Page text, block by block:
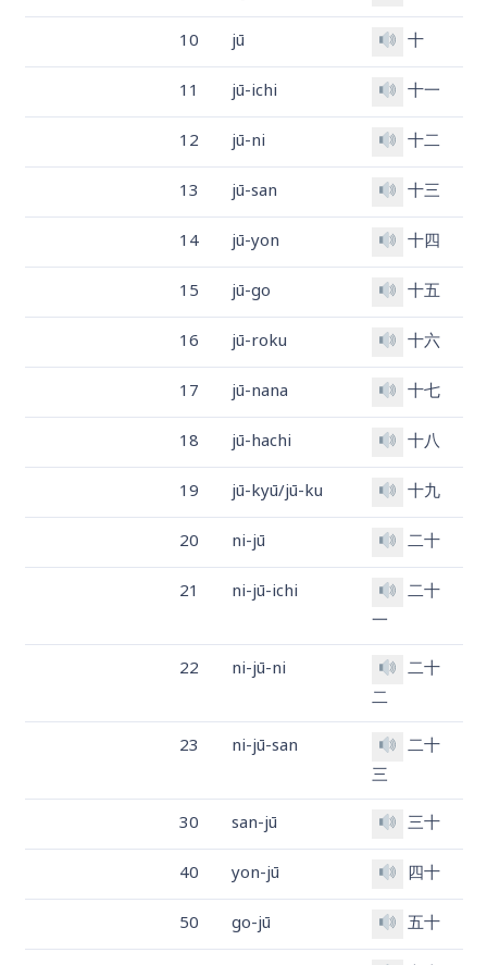
十
jū
10
十一
jū-ichi
11
十二
jū-ni
12
十三
jū-san
13
十四
jū-yon
14
十五
jū-go
15
十六
jū-roku
16
十七
jū-nana
17
十八
jū-hachi
18
十九
jū-kyū/jū-ku
19
二十
ni-jū
20
二十
一
ni-jū-ichi
21
二十
二
ni-jū-ni
22
二十
三
ni-jū-san
23
三十
san-jū
30
四十
yon-jū
40
五十
go-jū
50